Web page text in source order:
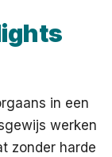
in een
werken
zonder harde